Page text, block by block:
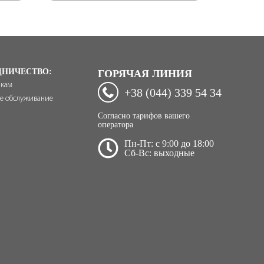
обслуживание
ГОРЯЧАЯ ЛИНИЯ
+38 (044) 339 54 34
Согласно тарифов вашего
оператора
Пн-Пт: c 9:00 до 18:00
Сб-Вс: выходные